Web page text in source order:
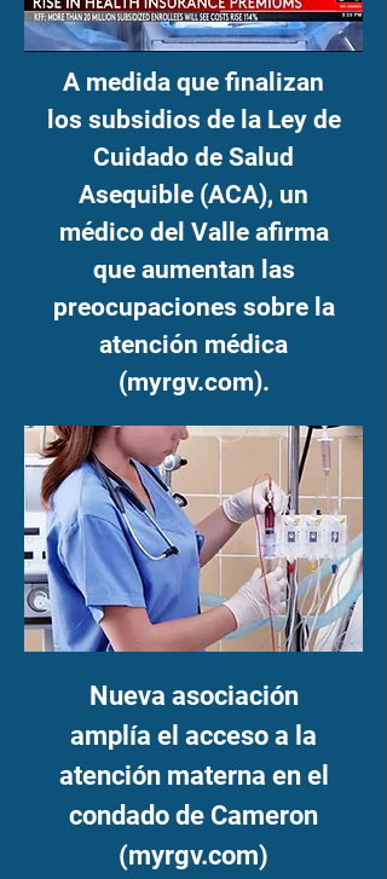
A medida que finalizan
los subsidios de la Ley de
Cuidado de Salud
Asequible (ACA), un
médico del Valle afirma
que aumentan las
preocupaciones sobre la
atención médica
(myrgv.com).
Nueva asociación
amplía el acceso a la
atención materna en el
condado de Cameron
(myrgv.com)